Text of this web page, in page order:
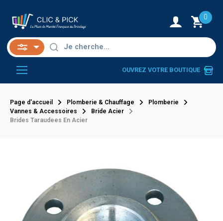
0
OUVREZ VOTRE BOUTIQUE
Page d'accueil Plomberie & Chauffage
Plomberie
Vannes & Accessoires
Bride Acier
Brides Taraudees En Acier